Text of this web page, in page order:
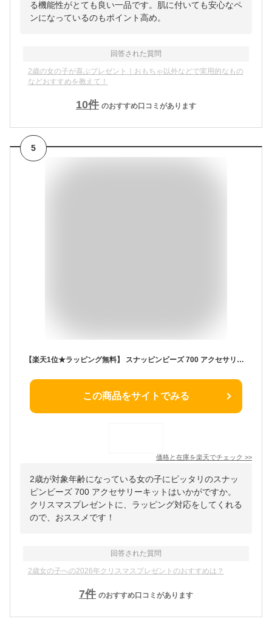
る機能性がとても良い一品です。肌に付いても安心なペ
ンになっているのもポイント高め。
回答された質問
2歳の女の子が喜ぶプレゼント｜おもちゃ以外などで実用的なもの
などおすすめを教えて！
10件 のおすすめ口コミがあります
5
【楽天1位★ラッピング無料】 スナッピンビーズ 700 アクセサリーキット メイキングトイ アクセサリー ハンドメイド ビーズおもちゃ 知育玩具 ビーズ おもちゃ 2歳 3歳 4歳 5歳 6歳 7歳 小学生 女の子 手作り 女 子供 誕生日 誕生日プレゼント
この商品をサイトでみる
価格と在庫を楽天でチェック >>
2歳が対象年齢になっている女の子にピッタリのスナッ
ピンビーズ 700 アクセサリーキットはいかがですか。
クリスマスプレゼントに、ラッピング対応をしてくれる
ので、おススメです！
回答された質問
2歳女の子への2026年クリスマスプレゼントのおすすめは？
7件 のおすすめ口コミがあります